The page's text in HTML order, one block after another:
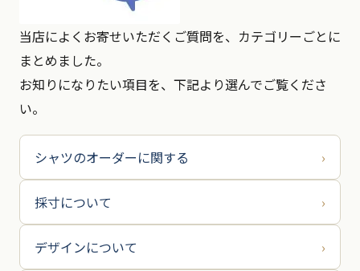
当店によくお寄せいただくご質問を、カテゴリーごとに
まとめました。
お知りになりたい項目を、下記より選んでご覧くださ
い。
シャツのオーダーに関する ›
採寸について ›
デザインについて ›